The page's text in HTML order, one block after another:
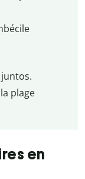
plage
en